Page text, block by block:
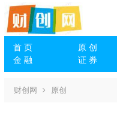
首 页 原 创
金 融
证 券
财创网 原创